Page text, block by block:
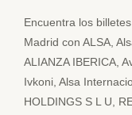
Encuentra los
Madrid con ALSA,
ALIANZA IBERICA,
Ivkoni, Alsa
HOLDINGS S L U,